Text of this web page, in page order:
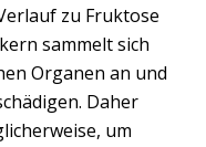
zu Fruktose
sammelt sich
Organen an und
Daher
um